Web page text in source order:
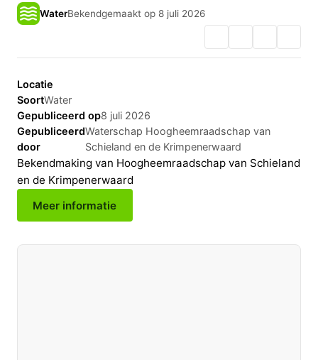
WaterBekendgemaakt op 8 juli 2026
Locatie
SoortWater
Gepubliceerd op8 juli 2026
Gepubliceerd
door
Waterschap Hoogheemraadschap van
Schieland en de Krimpenerwaard
Bekendmaking van Hoogheemraadschap van Schieland
en de Krimpenerwaard
Meer informatie